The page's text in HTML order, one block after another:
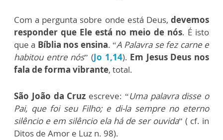
Com a pergunta sobre onde está Deus, devemos
responder que Ele está no meio de nós. É isto
que a Bíblia nos ensina. “A Palavra se fez carne e
habitou entre nós” (Jo 1,14). Em Jesus Deus nos
fala de forma vibrante, total.
São João da Cruz escreve: “Uma palavra disse o
Pai, que foi seu Filho; e di-la sempre no eterno
silêncio e em silêncio ela há de ser ouvida” ( cf. in
Ditos de Amor e Luz n. 98).